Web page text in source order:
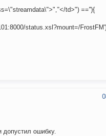
td>") ==''){
status.xsl?mount=/
ошибку.